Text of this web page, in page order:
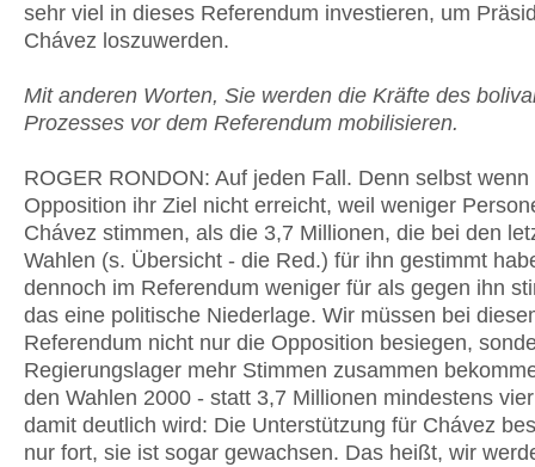
sehr viel in dieses Referendum investieren, um
Chávez loszuwerden.
Mit anderen Worten, Sie werden die Kräfte des
Prozesses vor dem Referendum mobilisieren.
ROGER RONDON: Auf jeden Fall. Denn selbst wenn
Opposition ihr Ziel nicht erreicht, weil weniger
Chávez stimmen, als die 3,7 Millionen, die bei den
Wahlen (s. Übersicht - die Red.) für ihn gestimmt
dennoch im Referendum weniger für als gegen ihn
das eine politische Niederlage. Wir müssen bei
Referendum nicht nur die Opposition besiegen,
Regierungslager mehr Stimmen zusammen
den Wahlen 2000 - statt 3,7 Millionen mindestens
damit deutlich wird: Die Unterstützung für Chávez
nur fort, sie ist sogar gewachsen. Das heißt, wir